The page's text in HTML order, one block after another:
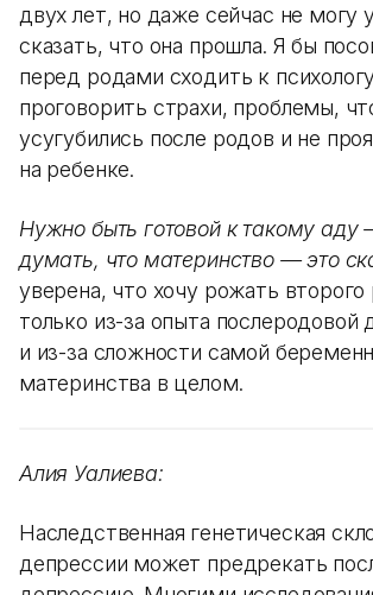
двух лет, но даже сейчас не могу
сказать, что она прошла. Я бы
перед родами сходить к
проговорить страхи, проблемы,
усугубились после родов и не
на ребенке.
Нужно быть готовой к такому аду
думать, что материнство — это
уверена, что хочу рожать второго
только из-за опыта послеродовой
и из-за сложности самой
материнства в целом.
Алия Уалиева:
Наследственная генетическая
депрессии может предрекать